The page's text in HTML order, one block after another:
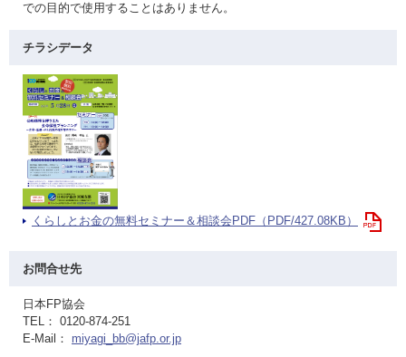
での目的で使用することはありません。
チラシデータ
くらしとお金の無料セミナー＆相談会PDF（PDF/427.08KB）
お問合せ先
日本FP協会
TEL： 0120-874-251
E-Mail： miyagi_bb@jafp.or.jp